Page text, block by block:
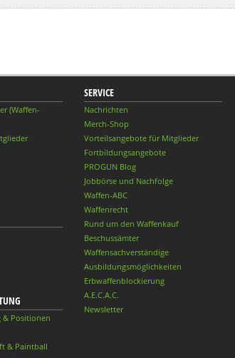
(Waffen-
& Positionen
& Paintball
SERVICE
Nachrichten
Merch-Shop
Vorteilsangebote für Mitglieder
Fortbildungsangebote
PROGUN Blog
Jobbörse und Nachfolge
Waffen-ABC
Waffenrecht
Rund um den Waffenkauf
Beschussämter
Waffensachverständige
Ausbildungsmöglichkeiten
Erbwaffenblockierung
A.E.C.A.C.
Newsletter